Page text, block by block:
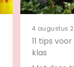
4 augustus
11 tips
klas